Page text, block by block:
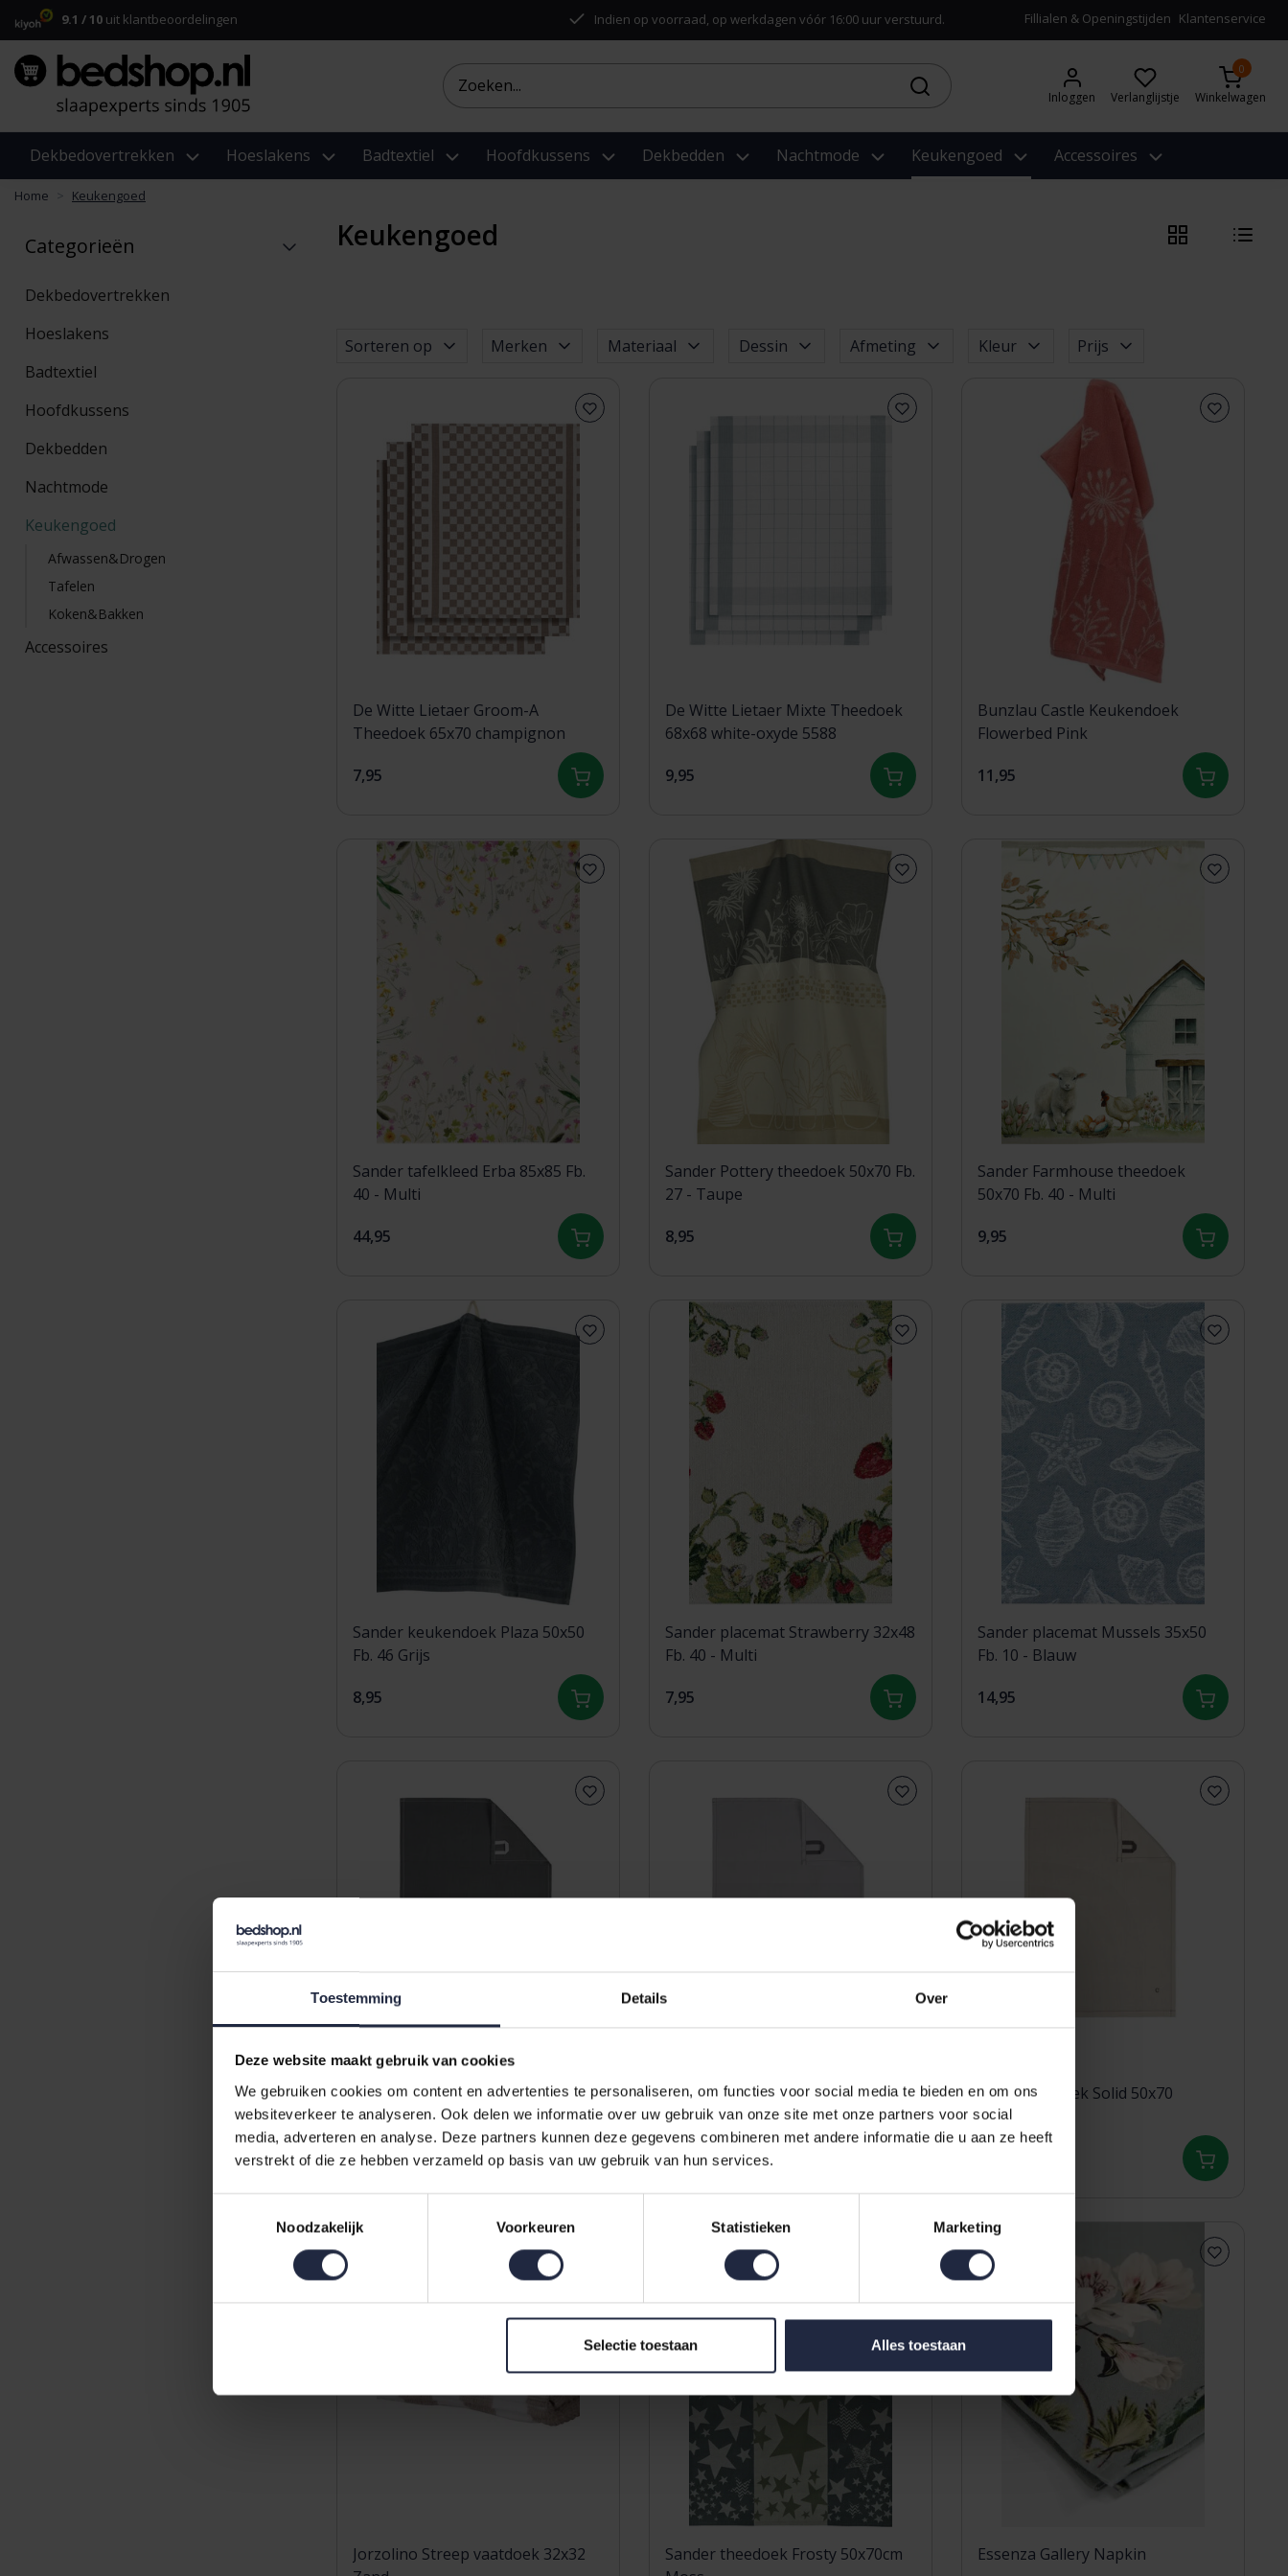
Toestemming Details Over
Deze website maakt gebruik van cookies
We gebruiken cookies om content en advertenties te personaliseren, om functies voor social media te bieden en om ons
websiteverkeer te analyseren. Ook delen we informatie over uw gebruik van onze site met onze partners voor social
media, adverteren en analyse. Deze partners kunnen deze gegevens combineren met andere informatie die u aan ze heeft
verstrekt of die ze hebben verzameld op basis van uw gebruik van hun services.
Noodzakelijk
Voorkeuren Statistieken Marketing
Selectie toestaan Alles toestaan
9.1 / 10 uit klantbeoordelingen Indien op voorraad, op werkdagen vóór 16:00 uur verstuurd. Fillialen & Openingstijden Klantenservice
Inloggen Verlanglijstje
0
Winkelwagen
Dekbedovertrekken Hoeslakens Badtextiel Hoofdkussens Dekbedden Nachtmode Keukengoed Accessoires
Home Keukengoed
Categorieën
Dekbedovertrekken
Hoeslakens
Badtextiel
Hoofdkussens
Dekbedden
Nachtmode
Keukengoed
Afwassen&Drogen
Tafelen
Koken&Bakken
Accessoires
Keukengoed
Sorteren op Merken Materiaal Dessin Afmeting Kleur Prijs
De Witte Lietaer Groom-A
Theedoek 65x70 champignon
7,95
De Witte Lietaer Mixte Theedoek
68x68 white-oxyde 5588
9,95
Bunzlau Castle Keukendoek
Flowerbed Pink
11,95
Sander tafelkleed Erba 85x85 Fb.
40 - Multi
44,95
Sander Pottery theedoek 50x70 Fb.
27 - Taupe
8,95
Sander Farmhouse theedoek
50x70 Fb. 40 - Multi
9,95
Sander keukendoek Plaza 50x50
Fb. 46 Grijs
8,95
Sander placemat Strawberry 32x48
Fb. 40 - Multi
7,95
Sander placemat Mussels 35x50
Fb. 10 - Blauw
14,95
Cawö theedoek Solid 50x70
anthrazit
11,95
Cawö theedoek Solid 50x70 platin
11,95
Cawö theedoek Solid 50x70
travertin
Jorzolino Streep vaatdoek 32x32
Sander theedoek Frosty 50x70cm
Essenza Gallery Napkin